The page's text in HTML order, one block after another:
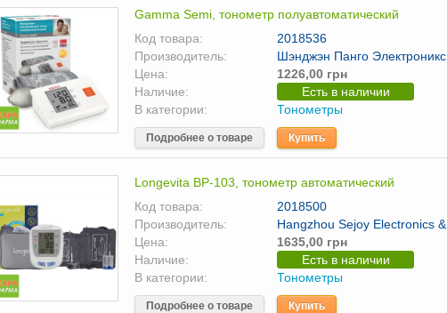
Gamma Semi, тонометр полуавтоматический
Код товара:
2018536
Производитель:
Шэнджэн Панго
Цена:
1226,00 грн
Наличие:
Есть в наличии
В категории:
Тонометры
Подробнее о товаре Купить
Longevita BP-103, тонометр автоматический
Код товара:
2018500
Производитель:
Hangzhou Sejoy Electronics
Цена:
1635,00 грн
Наличие:
Есть в наличии
В категории:
Тонометры
Подробнее о товаре Купить